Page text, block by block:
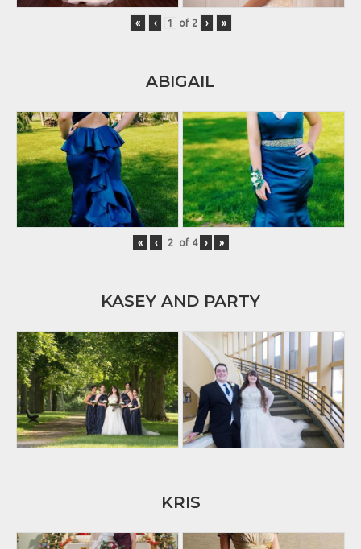
« ‹ of 2 › »
ABIGAIL
« ‹ of 4 › »
KASEY AND PARTY
KRIS